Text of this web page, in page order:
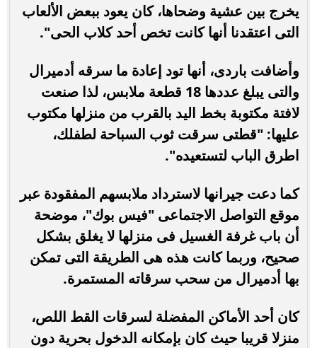
يخرج بين عشية وضحاها، كان يعود ببعض الألعاب
التى اعتقدنا أنها كانت تخص أحد كلاب الحى".
وأضافت باردى، أنها تود إعادة ما سرقه أدميرال
والتى يبلغ عددها 18 قطعة ملابس، لذا صنعت
لافتة مكتوبة بخط اليد بالقرب من منزلها مكتوب
عليها: "قطتى سرقت ثوب السباحة لطفلك،
اطرق الباب لتستعيده".
كما دعت جيرانها لاسترداد ملابسهم المفقودة عبر
موقع التواصل الاجتماعى "فيس بوك"، موضحة
أن باب غرفة الغسيل فى منزلها لا يغلق بشكل
صحيح، وربما كانت هذه هى الطريقة التى تمكن
بها أدميرال من سحب سرقاته المستمرة.
كان أحد الأماكن المفضلة لسرقات القط اللص،
منزلا قريبا حيث كان بإمكانه الدخول بحرية دون